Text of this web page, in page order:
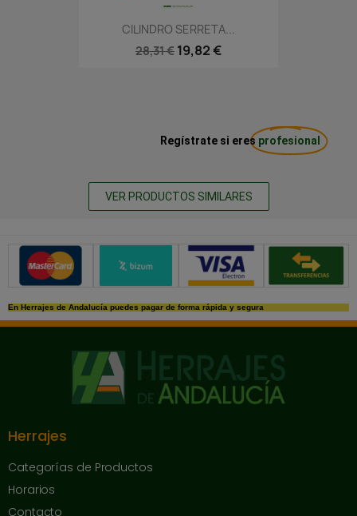
CILINDRO SERRETA...
28,31 € 19,82 €
Regístrate si eres profesional
VER PRODUCTOS SIMILARES
Métodos de pago seguros
En Herrajes de Andalucía puedes pagar de forma rápida y segura
Herrajes
Categorías de Productos
Horarios
Contacto